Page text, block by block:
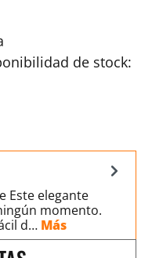
de stock:
Este elegante
momento.
d… Más